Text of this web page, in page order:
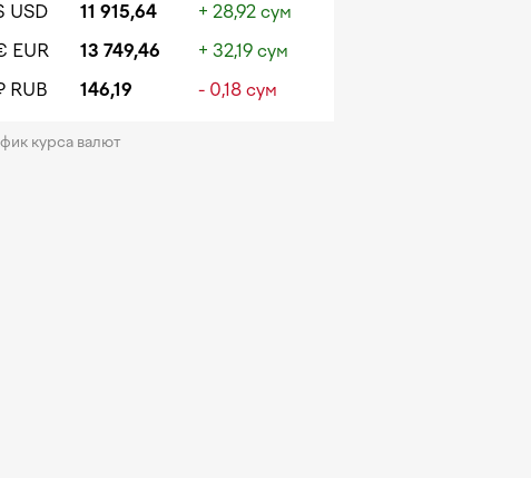
USD 11 915,64
+ 28,92 сум
EUR
13 749,46
+ 32,19 сум
RUB
146,19 - 0,18 сум
курса валют